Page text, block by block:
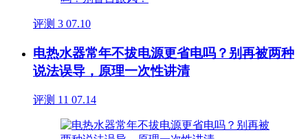
评测 3 07.10
电热水器常年不拔电源更省电吗？别再被两种
说法误导，原理一次性讲清
评测 11 07.14